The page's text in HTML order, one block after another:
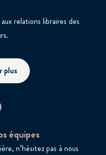
relations libraires des
plus
équipes
n’hésitez pas à nous